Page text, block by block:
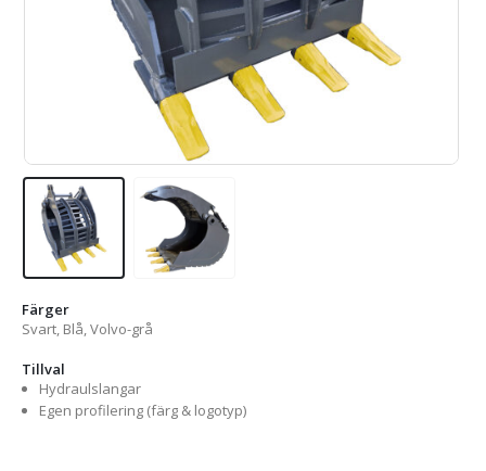
Färger
Svart, Blå, Volvo-grå
Tillval
Hydraulslangar
Egen profilering (färg & logotyp)